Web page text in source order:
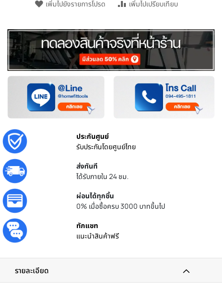
เพิ่มไปยังรายการโปรด เพิ่มไปเปรียบเทียบ
ประกันศูนย์
รับประกันโดยศูนย์ไทย
ส่งทันที
ได้รับภายใน 24 ชม.
ผ่อนได้ทุกชิ้น
0% เมื่อซื้อครบ 3000 บาทขึ้นไป
ทักแชท
แนะนำสินค้าฟรี
รายละเอียด